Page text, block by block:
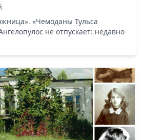
«Чемоданы Тульса
не отпускает: недавно